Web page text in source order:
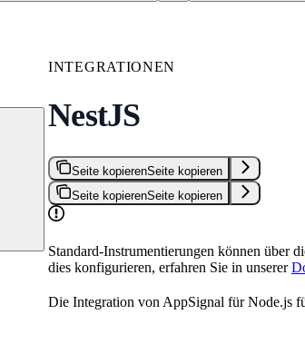
INTEGRATIONEN
NestJS
Seite kopierenSeite kopieren
Seite kopierenSeite kopieren
Standard-Instrumentierungen können über
dies konfigurieren, erfahren Sie in unserer
Die Integration von AppSignal für Node.js